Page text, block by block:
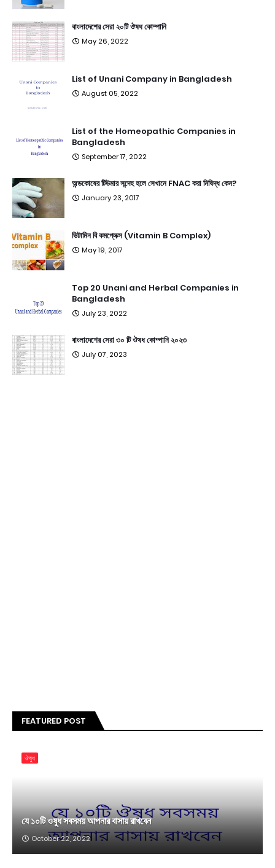
বাংলাদেশের সেরা ২০টি ঔষধ কোম্পানি
May 26, 2022
List of Unani Company in Bangladesh
August 05, 2022
List of the Homeopathic Companies in
Bangladesh
September 17, 2022
অন্ডকোষের টিউমার সন্দেহ হলে সেখানে FNAC করা নিষিদ্ধ কেন?
January 23, 2017
ভিটামিন বি কমপ্লেক্স (Vitamin B Complex)
May 19, 2017
Top 20 Unani and Herbal Companies in
Bangladesh
July 23, 2022
বাংলাদেশের সেরা ৩০ টি ঔষধ কোম্পানি ২০২৩
July 07, 2023
FEATURED POST
ঔষুধ
যে ১০টি ওষুধ সবসময় আপনার বাসায় রাখবেন
October 22, 2022